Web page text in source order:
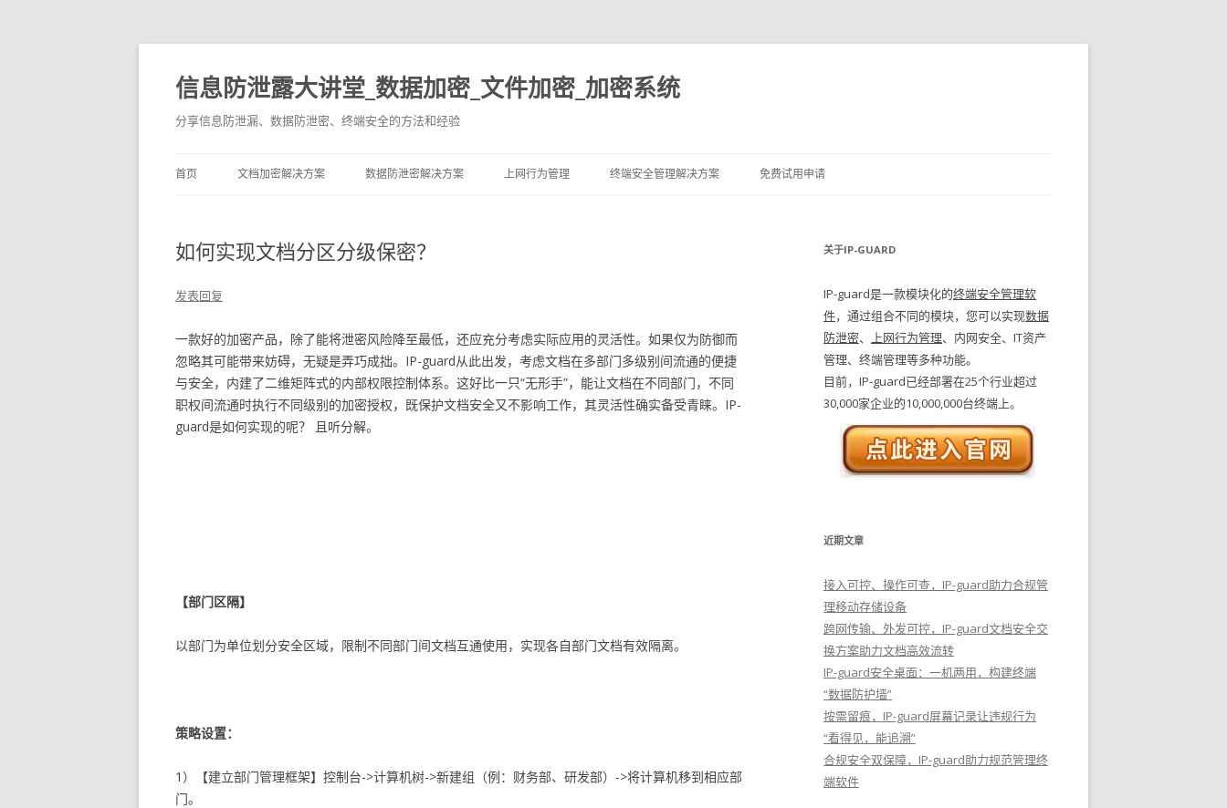
信息防泄露大讲堂_数据加密_文件加密_加密系统
分享信息防泄漏、数据防泄密、终端安全的方法和经验
首页 文档加密解决方案 数据防泄密解决方案 上网行为管理 终端安全管理解决方案 免费试用申请
如何实现文档分区分级保密？
发表回复
一款好的加密产品，除了能将泄密风险降至最低，还应充分考虑实际应用的灵活性。如果仅为防御而
忽略其可能带来妨碍，无疑是弄巧成拙。IP-guard从此出发，考虑文档在多部门多级别间流通的便捷
与安全，内建了二维矩阵式的内部权限控制体系。这好比一只“无形手”，能让文档在不同部门，不同
职权间流通时执行不同级别的加密授权，既保护文档安全又不影响工作，其灵活性确实备受青睐。IP-
guard是如何实现的呢？ 且听分解。
【部门区隔】
以部门为单位划分安全区域，限制不同部门间文档互通使用，实现各自部门文档有效隔离。
策略设置：
1）【建立部门管理框架】控制台->计算机树->新建组（例：财务部、研发部）->将计算机移到相应部
门。
关于IP-GUARD
IP-guard是一款模块化的终端安全管理软
件，通过组合不同的模块，您可以实现数据
防泄密、 上网行为管理、内网安全、IT资产
管理、终端管理等多种功能。
目前，IP-guard已经部署在25个行业超过
30,000家企业的10,000,000台终端上。
近期文章
接入可控、操作可查，IP-guard助力合规管
理移动存储设备
跨网传输、外发可控，IP-guard文档安全交
换方案助力文档高效流转
IP-guard安全桌面：一机两用，构建终端
“数据防护墙”
按需留痕，IP-guard屏幕记录让违规行为
“看得见，能追溯”
合规安全双保障，IP-guard助力规范管理终
端软件